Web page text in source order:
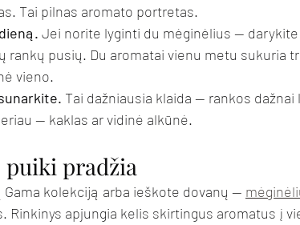
Tai pilnas aromato portretas.
Jei norite lyginti du mėginėlius —
pusių. Du aromatai vienu metu sukuria
vieno.
Tai dažniausia klaida — rankos dažnai
— kaklas ar vidinė alkūnė.
pradžia
kolekciją arba ieškote dovanų —
Rinkinys apjungia kelis skirtingus aromatus į